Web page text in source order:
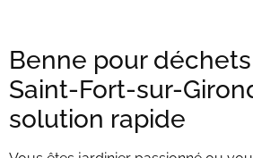
Benne pour
Saint-Fort-sur-
solution rapide